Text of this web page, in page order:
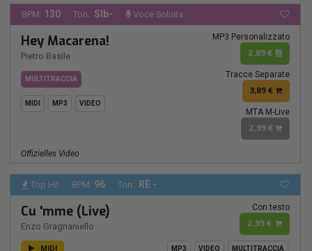
BPM: 130 Ton.: SIb- Voce Solista
Hey Macarena!
Pietro Basile
MULTITRACCIA
MIDI MP3 VIDEO
MP3 Personalizzato
2,89 €
Tracce Separate
3,89 €
MTA M-Live
2,99 €
Offizielles Video
Top Hit BPM: 96 Ton.: RE -
Cu 'mme (Live)
Enzo Gragnaniello
Con testo
2,99 €
MIDI MP3 VIDEO MULTITRACCIA